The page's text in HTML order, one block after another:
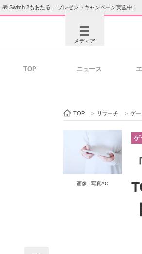
🎁 Switch 2もあたる！ プレゼントキャンペーン実施中！
メディア
ビジネスと働き方の
TOP ニュース
TOP > リサーチ > ゲー
画像：写真AC
ゲ